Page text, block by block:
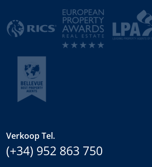
Verkoop Tel.
(+34) 952 863 750